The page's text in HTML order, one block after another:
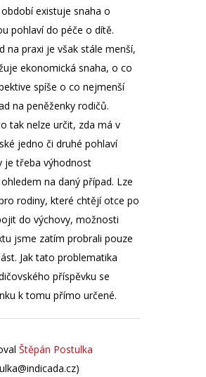
existuje snaha o
pohlaví do péče o dítě.
na praxi je však stále menší,
ekonomická snaha, o co
spíše o co nejmenší
na peněženky rodičů.
tak nelze určit, zda má v
jedno či druhé pohlaví
je třeba výhodnost
na daný případ. Lze
rodiny, které chtějí otce po
do výchovy, možnosti
jsme zatím probrali pouze
Jak tato problematika
příspěvku se
k tomu přímo určené.
Štěpán Postulka